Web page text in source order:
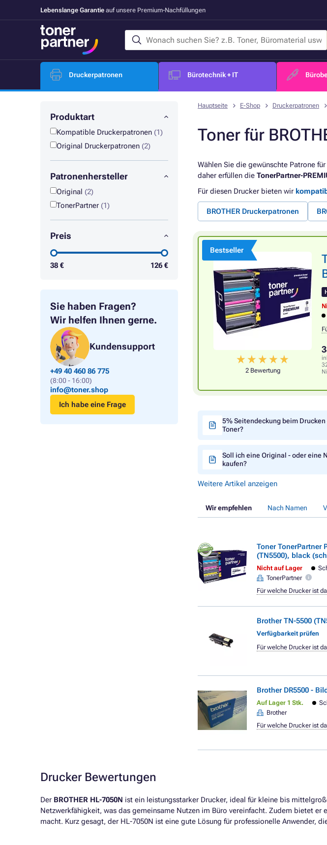
Lebenslange Garantie auf unsere Premium-Nachfüllungen
Druckerpatronen Bürotechnik + IT
Produktart
Kompatible Druckerpatronen (1)
Original Druckerpatronen (2)
Patronenhersteller
Original (2)
TonerPartner (1)
Preis
38 € 126€
Sie haben Fragen?
Wir helfen Ihnen gerne.
Kundensupport
+49 40 460 86 775
(8:00 - 16:00)
info@toner.shop
Ich habe eine Frage
Hauptseite E-Shop Druckerpatronen
Toner für
Wählen Sie die gewünschte Patrone
daher erfüllen die TonerPartner-
Für diesen Drucker bieten wir
BROTHER Druckerpatronen
Bestseller
2 Bewertung
5% Seitendeckung beim
Toner?
Soll ich eine Original - oder eine
kaufen?
Weitere Artikel anzeigen
Wir empfehlen Nach Namen
Toner TonerPartner
(TN5500), black
Nicht auf Lager
TonerPartner
Für welche Drucker ist
Brother TN-5500
Verfügbarkeit prüfen
Für welche Drucker ist
Brother DR5500 -
Auf Lager 1 Stk.
Brother
Für welche Drucker ist
Drucker Bewertungen
Der BROTHER HL-7050N ist ein leistungsstarker Drucker, ideal für kleine bis
Netzwerkfähigkeit, was das gemeinsame Nutzen im Büro vereinfacht. Zudem bietet
macht. Kurz gesagt, der HL-7050N ist eine gute Lösung für professionelle Anwender,